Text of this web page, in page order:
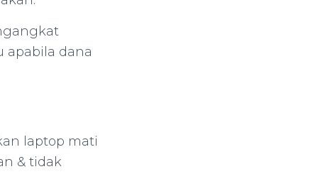
apabila dana
laptop mati
& tidak